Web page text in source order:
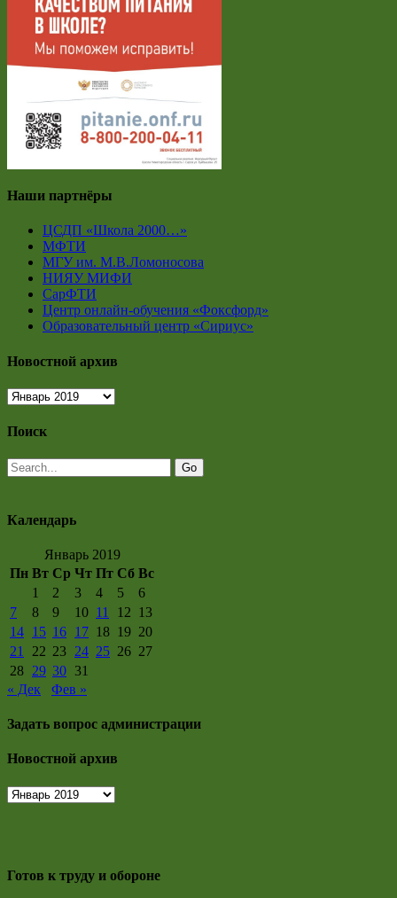
Наши партнёры
ЦСДП «Школа 2000…»
МФТИ
МГУ им. М.В.Ломоносова
НИЯУ МИФИ
СарФТИ
Центр онлайн-обучения «Фоксфорд»
Образовательный центр «Сириус»
Новостной архив
Новостной
Поиск
Календарь
Январь 2019
Пн Вт Ср Чт Пт Сб Вс
1
2 3 4 5
6
7
8 9 10 11 12 13
14 15 16 17 18 19 20
21
22 23 24 25 26 27
28 29 30 31
« Дек
Фев »
Задать вопрос администрации
Новостной архив
Новостной
Готов к труду и обороне